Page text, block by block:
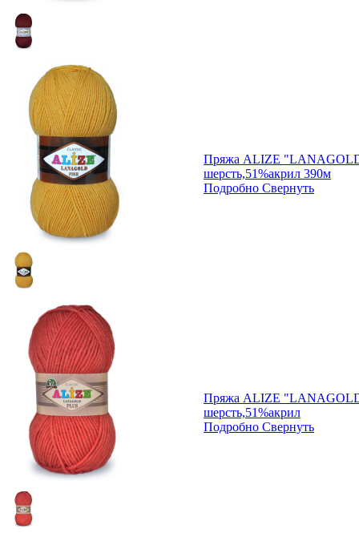
Пряжа ALIZE
шерсть,51%акрил 390м
Подробно Свернуть
Пряжа ALIZE
шерсть,51%акрил
Подробно Свернуть